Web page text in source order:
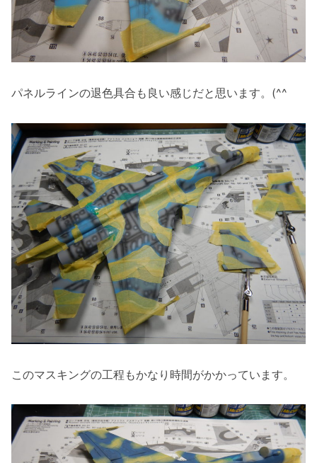
パネルラインの退色具合も良い感じだと思います。(^^
このマスキングの工程もかなり時間がかかっています。